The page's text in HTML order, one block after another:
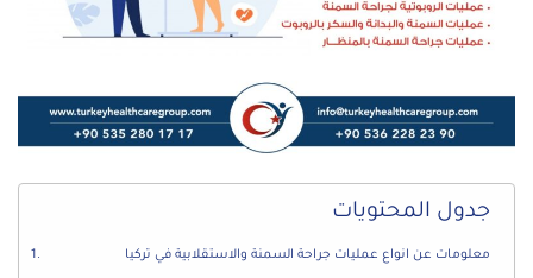
جدول المحتويات
معلومات عن انواع عمليات جراحة السمنة والاستقلابية في تركيا